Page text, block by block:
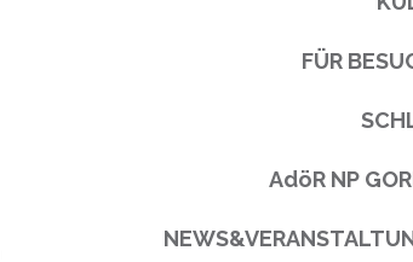
FÜR
AdöR NP